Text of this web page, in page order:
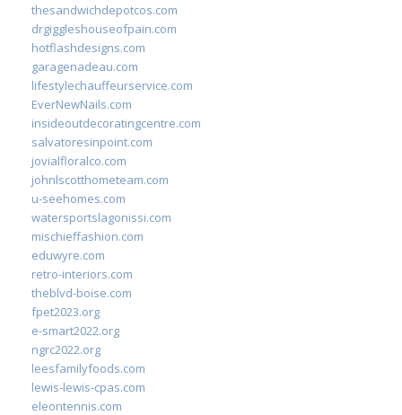
thesandwichdepotcos.com
drgiggleshouseofpain.com
hotflashdesigns.com
garagenadeau.com
lifestylechauffeurservice.com
EverNewNails.com
insideoutdecoratingcentre.com
salvatoresinpoint.com
jovialfloralco.com
johnlscotthometeam.com
u-seehomes.com
watersportslagonissi.com
mischieffashion.com
eduwyre.com
retro-interiors.com
theblvd-boise.com
fpet2023.org
e-smart2022.org
ngrc2022.org
leesfamilyfoods.com
lewis-lewis-cpas.com
eleontennis.com